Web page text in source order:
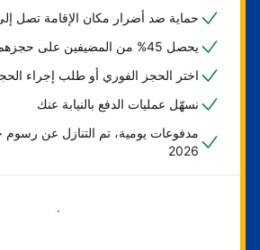
حماية ضد أضرار مكان الإقامة تصل إلى
يحصل 45% من المضيفين على حجزهم الأول خلال أسبوع
اختر الحجز الفوري أو طلب إجراء
نسهّل عمليات الدفع بالنيابة عنك
مدفوعات يومية، تم التنازل عن رسوم
2026
ابدأ الآن